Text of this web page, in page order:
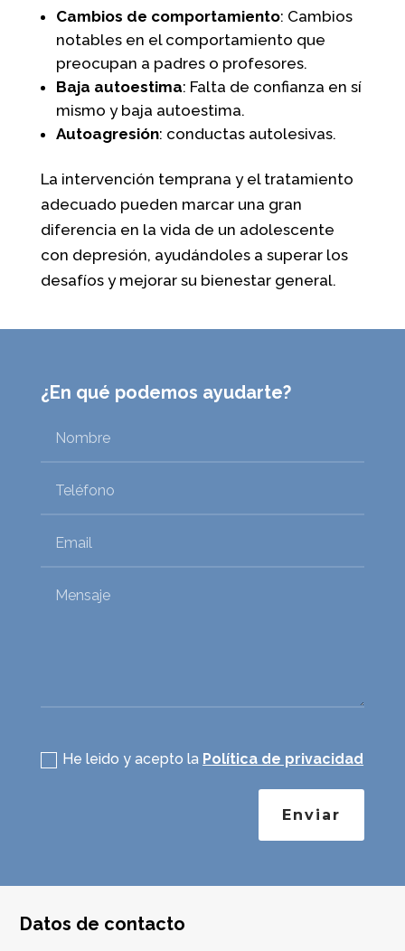
Cambios de comportamiento: Cambios
notables en el comportamiento que
preocupan a padres o profesores.
Baja autoestima: Falta de confianza en sí
mismo y baja autoestima.
Autoagresión: conductas autolesivas.
La intervención temprana y el tratamiento
adecuado pueden marcar una gran
diferencia en la vida de un adolescente
con depresión, ayudándoles a superar los
desafíos y mejorar su bienestar general.
¿En qué podemos ayudarte?
He leido y acepto la Política de privacidad
Enviar
Datos de contacto